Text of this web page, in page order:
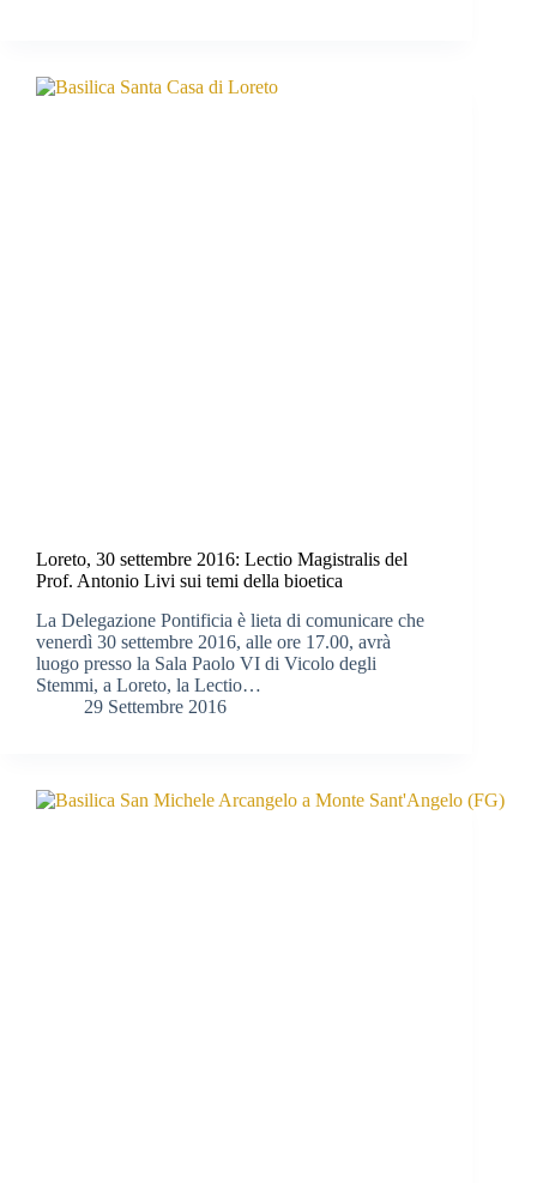
Loreto, 30 settembre 2016: Lectio Magistralis del
Prof. Antonio Livi sui temi della bioetica
La Delegazione Pontificia è lieta di comunicare che
venerdì 30 settembre 2016, alle ore 17.00, avrà
luogo presso la Sala Paolo VI di Vicolo degli
Stemmi, a Loreto, la Lectio…
29 Settembre 2016